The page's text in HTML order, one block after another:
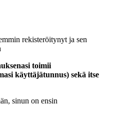
rekisteröitynyt ja sen
toimii
käyttäjätunnus) sekä itse
sinun on ensin